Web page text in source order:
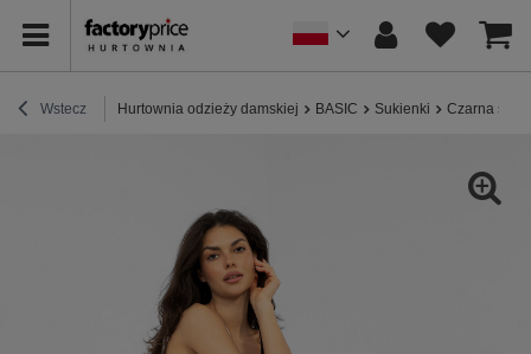
Wstecz Hurtownia odzieży damskiej BASIC Sukienki Czarna